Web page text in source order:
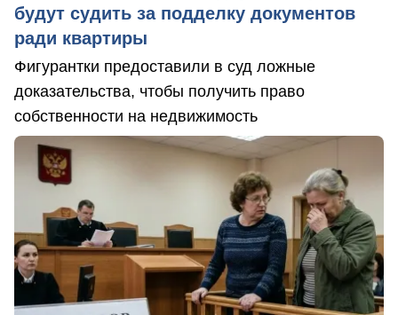
будут судить за подделку документов
ради квартиры
Фигурантки предоставили в суд ложные
доказательства, чтобы получить право
собственности на недвижимость